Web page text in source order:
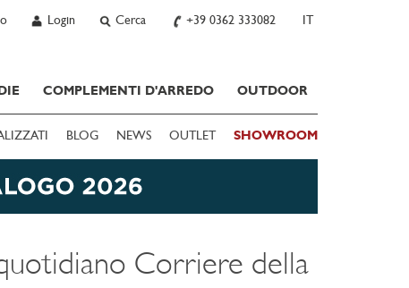
Login Cerca +39 0362 333082 IT
COMPLEMENTI D'ARREDO OUTDOOR
BLOG NEWS OUTLET SHOWROOM
Corriere della